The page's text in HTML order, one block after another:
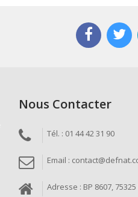
Nous Contacter
Tél. : 01 44 42 31 90
Email :
Adresse : BP 8607,